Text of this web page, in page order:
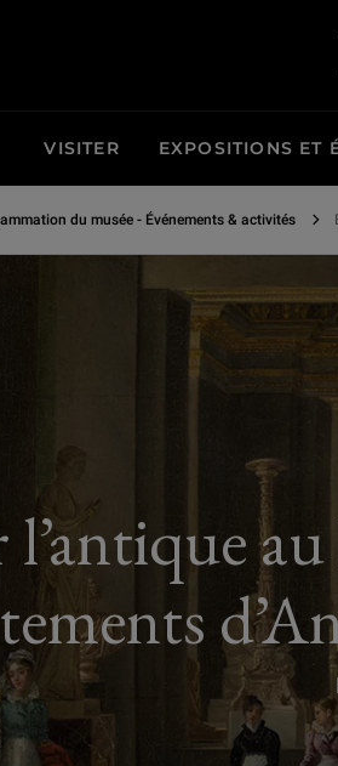
VISITER EXPOSITIONS ET
du musée - Événements & activités
l’antique